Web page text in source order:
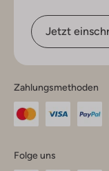
Jetzt
Zahlungsmethoden
Folge uns